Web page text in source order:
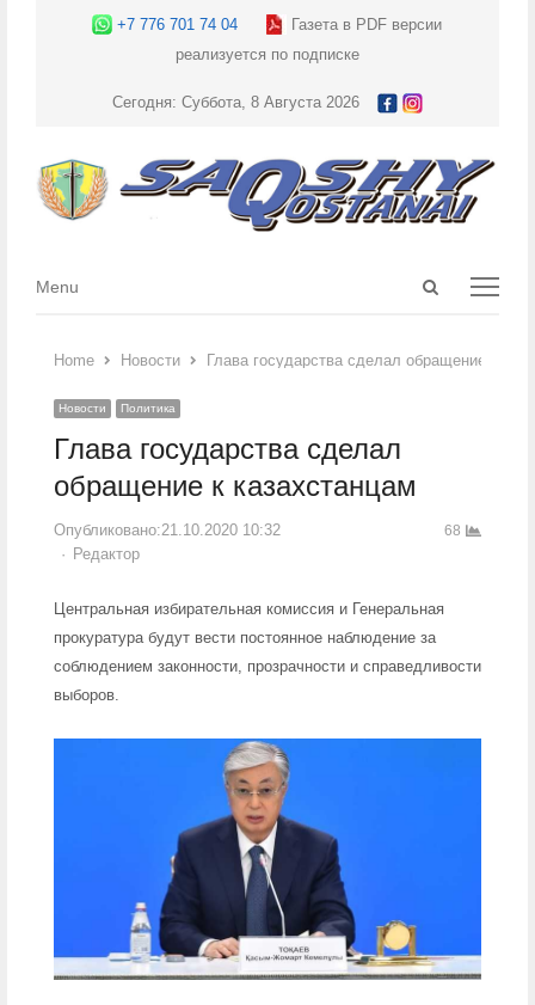
+7 776 701 74 04
Газета в PDF версии
реализуется по подписке
Сегодня: Суббота, 8 Августа 2026
Open
Menu
Menu
Home Новости Глава государства сделал обращение к
Новости Политика
Глава государства сделал
обращение к казахстанцам
Опубликовано:21.10.2020 10:32
Author
Редактор
68
Центральная избирательная комиссия и Генеральная
прокуратура будут вести постоянное наблюдение за
соблюдением законности, прозрачности и справедливости
выборов.